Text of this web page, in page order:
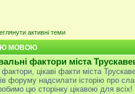
активні теми
МОВОЮ
фактори міста
фактори, цікаві факти міста
форуму надсилати історію про
цю сторінку цікавою для всіх!